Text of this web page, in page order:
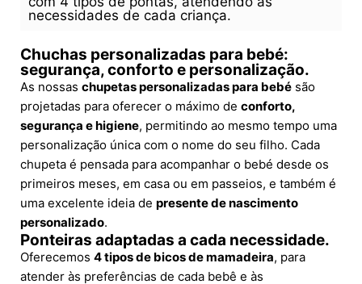
necessidades de cada criança.
Chuchas personalizadas para bebé:
segurança, conforto e personalização.
As nossas chupetas personalizadas para bebé são
projetadas para oferecer o máximo de conforto,
segurança e higiene, permitindo ao mesmo tempo uma
personalização única com o nome do seu filho. Cada
chupeta é pensada para acompanhar o bebé desde os
primeiros meses, em casa ou em passeios, e também é
uma excelente ideia de presente de nascimento
personalizado.
Ponteiras adaptadas a cada necessidade.
Oferecemos 4 tipos de bicos de mamadeira, para
atender às preferências de cada bebê e às